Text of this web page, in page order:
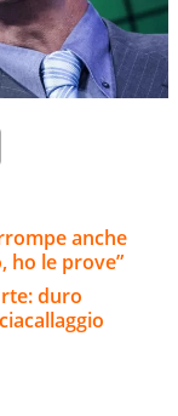
anche
ho le prove”
duro